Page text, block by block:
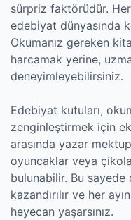
sürpriz faktörüdür.
edebiyat dünyasında
Okumanız gereken
harcamak yerine,
deneyimleyebilirsiniz.
Edebiyat kutuları,
zenginleştirmek için
arasında yazar
oyuncaklar veya
bulunabilir. Bu
kazandırılır ve her
heyecan yaşarsınız.